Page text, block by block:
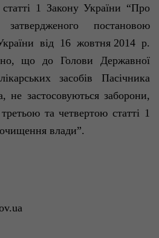
1 Закону України “Про
постановою
від 16 жовтня 2014 р.
що до Голови Державної
засобів Пасічника
не застосовуються заборони,
та четвертою статті 1
влади”.